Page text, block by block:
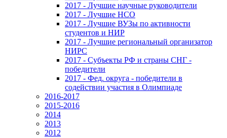
2017 - Лучшие научные руководители
2017 - Лучшие НСО
2017 - Лучшие ВУЗы по активности
студентов и НИР
2017 - Лучшие региональный организатор
НИРС
2017 - Субъекты РФ и страны СНГ -
победители
2017 - Фед. округа - победители в
содействии участия в Олимпиаде
2016-2017
2015-2016
2014
2013
2012